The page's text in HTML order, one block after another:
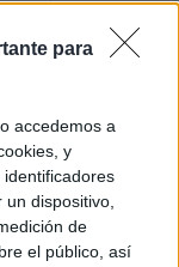
para
accedemos a
y
dispositivo,
de
el público, así
que busca a los
ático de Ayuso